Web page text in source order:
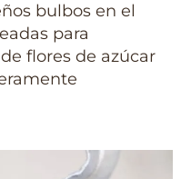
bulbos en el
para
flores de azúcar